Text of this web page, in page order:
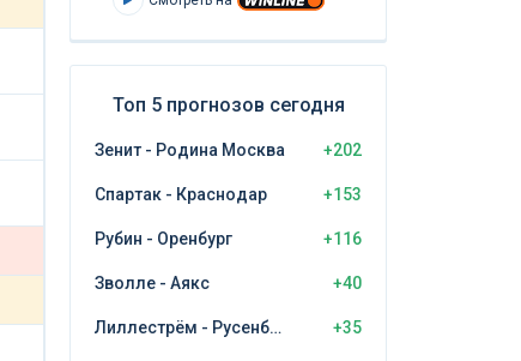
Топ 5 прогнозов сегодня
Зенит - Родина Москва +202
Спартак - Краснодар +153
Рубин - Оренбург +116
Зволле - Аякс +40
Лиллестрём - Русенборг +35